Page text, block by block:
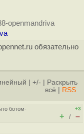
openmandriva
обязательно
+/-
Раскрыть
всё
RSS
ботом-
+3
+ / –